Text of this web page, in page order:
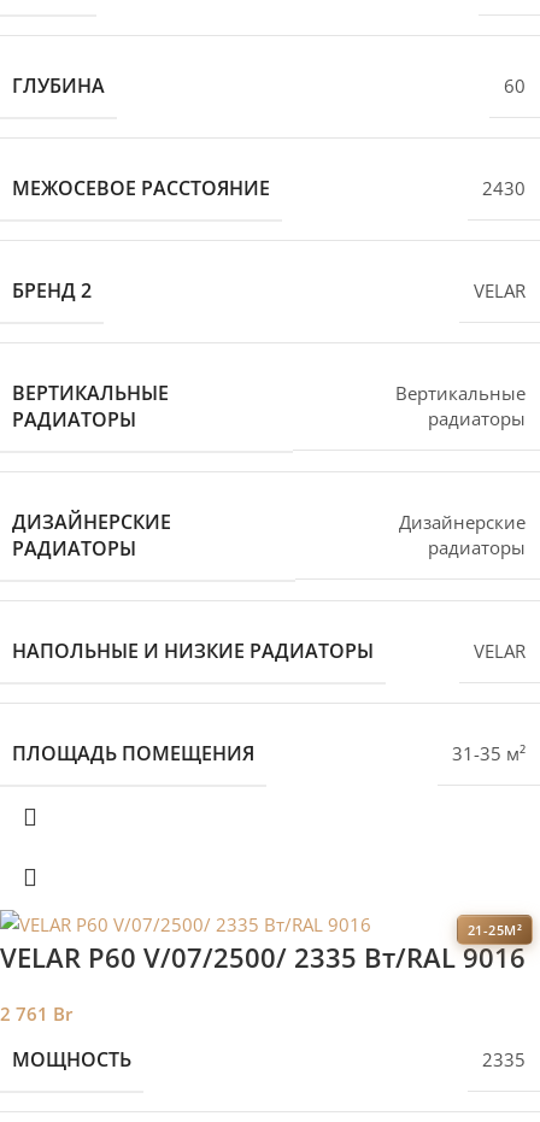
ГЛУБИНА 60
МЕЖОСЕВОЕ РАССТОЯНИЕ 2430
БРЕНД 2 VELAR
ВЕРТИКАЛЬНЫЕ
РАДИАТОРЫ
Вертикальные
радиаторы
ДИЗАЙНЕРСКИЕ
РАДИАТОРЫ
Дизайнерские
радиаторы
НАПОЛЬНЫЕ И НИЗКИЕ РАДИАТОРЫ VELAR
ПЛОЩАДЬ ПОМЕЩЕНИЯ 31-35 м²
21-25М²
VELAR P60 V/07/2500/ 2335 Bт/RAL 9016
2 761 Br
МОЩНОСТЬ 2335